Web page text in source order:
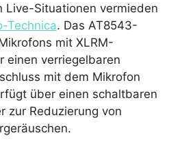
Live-Situationen vermieden
Technica. Das AT8543-
mit XLRM-
einen verriegelbaren
mit dem Mikrofon
über einen schaltbaren
zur Reduzierung von